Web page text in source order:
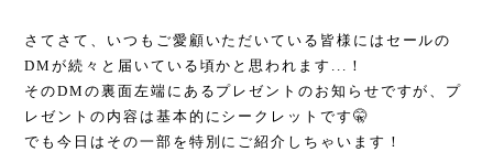
さてさて、いつもご愛顧いただいている皆様にはセールの
DMが続々と届いている頃かと思われます...！
そのDMの裏面左端にあるプレゼントのお知らせですが、プ
レゼントの内容は基本的にシークレットです🤫
でも今日はその一部を特別にご紹介しちゃいます！